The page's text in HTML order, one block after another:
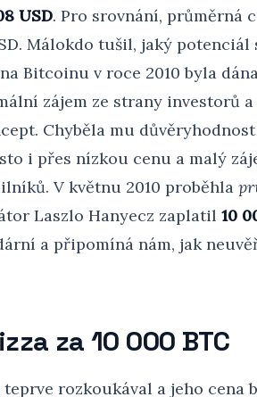
USD. Pro srovnání, průměrná
Málokdo tušil, jaký
Bitcoinu v roce 2010 byla
zájem ze strany investorů
Chyběla mu
i přes nízkou cenu a malý
V květnu 2010 proběhla
Laszlo Hanyecz zaplatil 10
a připomíná nám, jak
za 10 000 BTC
rozkoukával a jeho cena